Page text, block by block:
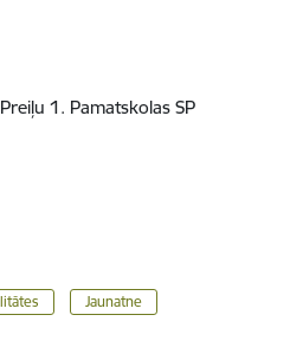
1. Pamatskolas SP
Jaunatne